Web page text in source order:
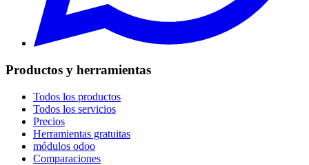
Productos y herramientas
Todos los productos
Todos los servicios
Precios
Herramientas gratuitas
módulos odoo
Comparaciones